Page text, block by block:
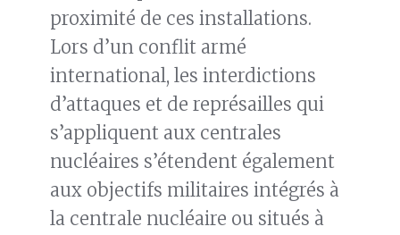
proximité de ces installations.
Lors d’un conflit armé
international, les interdictions
d’attaques et de représailles qui
s’appliquent aux centrales
nucléaires s’étendent également
aux objectifs militaires intégrés à
la centrale nucléaire ou situés à